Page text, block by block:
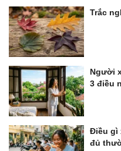
Trắc
Người
3 điều
Điều gì
đủ